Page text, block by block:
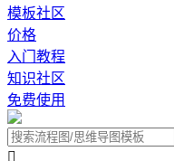
模板社区
价格
入门教程
知识社区
免费使用
